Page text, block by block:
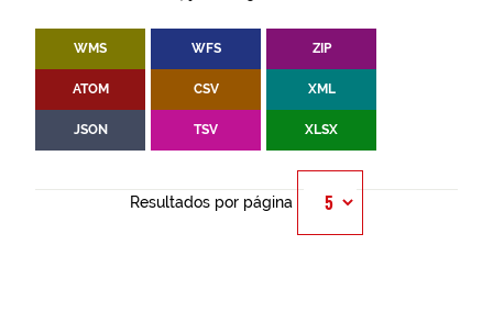
WMS WFS ZIP
ATOM CSV XML
JSON TSV XLSX
Resultados por página